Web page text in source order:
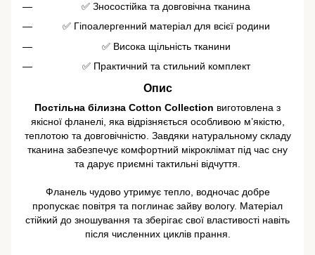
✅ Зносостійка та довговічна тканина
✅ Гіпоалергенний матеріал для всієї родини
✅ Висока щільність тканини
✅ Практичний та стильний комплект
Опис
Постільна білизна Cotton Collection виготовлена з
якісної фланелі, яка відрізняється особливою м’якістю,
теплотою та довговічністю. Завдяки натуральному складу
тканина забезпечує комфортний мікроклімат під час сну
та дарує приємні тактильні відчуття.
Фланель чудово утримує тепло, водночас добре
пропускає повітря та поглинає зайву вологу. Матеріал
стійкий до зношування та зберігає свої властивості навіть
після численних циклів прання.